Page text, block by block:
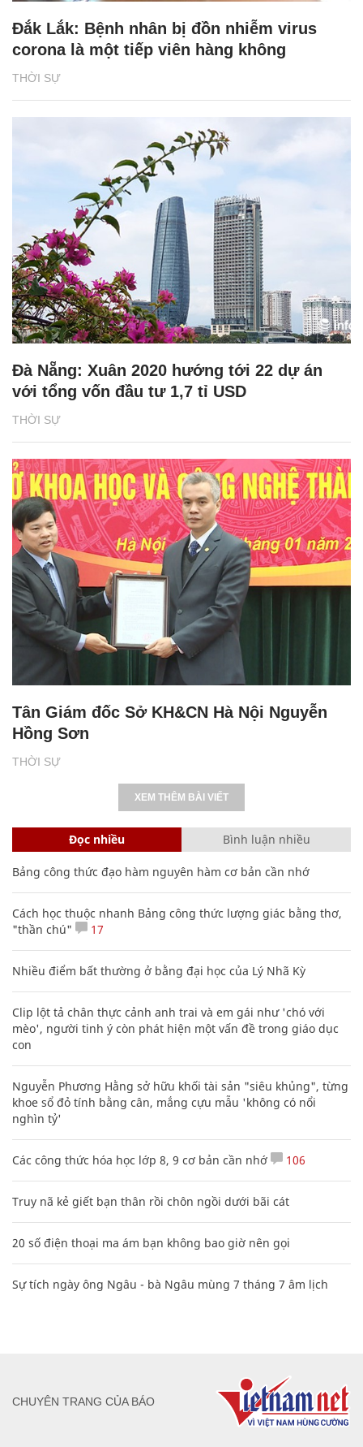
THỜI SỰ
Đắk Lắk: Bệnh nhân bị đồn nhiễm virus
corona là một tiếp viên hàng không
THỜI SỰ
Đà Nẵng: Xuân 2020 hướng tới 22 dự án
với tổng vốn đầu tư 1,7 tỉ USD
THỜI SỰ
Tân Giám đốc Sở KH&CN Hà Nội Nguyễn
Hồng Sơn
XEM THÊM BÀI VIẾT
Đọc nhiều Bình luận nhiều
Bảng công thức đạo hàm nguyên hàm cơ bản cần nhớ
Cách học thuộc nhanh Bảng công thức lượng giác bằng thơ,
"thần chú"
17
Nhiều điểm bất thường ở bằng đại học của Lý Nhã Kỳ
Clip lột tả chân thực cảnh anh trai và em gái như 'chó với
mèo', người tinh ý còn phát hiện một vấn đề trong giáo dục
con
Nguyễn Phương Hằng sở hữu khối tài sản "siêu khủng", từng
khoe sổ đỏ tính bằng cân, mắng cựu mẫu 'không có nổi
nghìn tỷ'
Các công thức hóa học lớp 8, 9 cơ bản cần nhớ 106
Truy nã kẻ giết bạn thân rồi chôn ngồi dưới bãi cát
20 số điện thoại ma ám bạn không bao giờ nên gọi
Sự tích ngày ông Ngâu - bà Ngâu mùng 7 tháng 7 âm lịch
CHUYÊN TRANG CỦA BÁO